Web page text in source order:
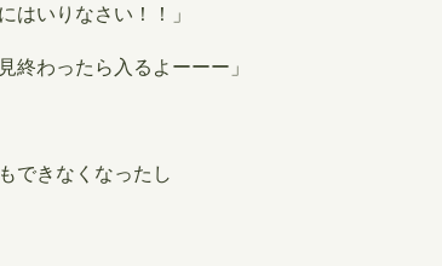
はいりなさい！！」
終わったら入るよーーー」
できなくなったし